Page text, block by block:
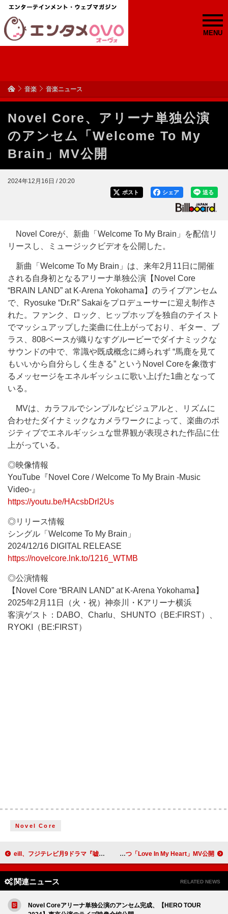
MENU
音楽 音楽ニュース
Novel Core、アリーナ単独公演
のアンセム「Welcome To My
Brain」MV公開
2024年12月16日 / 20:20
送る
シェア
ポスト
Novel Coreが、新曲「Welcome To My Brain」を配信リ
リースし、ミュージックビデオを公開した。
新曲「Welcome To My Brain」は、来年2月11日に開催
される自身初となるアリーナ単独公演【Novel Core
“BRAIN LAND” at K-Arena Yokohama】のライブアンセム
で、Ryosuke “Dr.R” Sakaiをプロデューサーに迎え制作さ
れた。ファンク、ロック、ヒップホップを独自のテイスト
でマッシュアップした楽曲に仕上がっており、ギター、ブ
ラス、808ベースが織りなすグルービーでダイナミックな
サウンドの中で、常識や既成概念に縛られず “馬鹿を見て
もいいから自分らしく生きる” というNovel Coreを象徴す
るメッセージをエネルギッシュに歌い上げた1曲となって
いる。
MVは、カラフルでシンプルなビジュアルと、リズムに
合わせたダイナミックなカメラワークによって、楽曲のポ
ジティブでエネルギッシュな世界観が表現された作品に仕
上がっている。
◎映像情報
YouTube『Novel Core / Welcome To My Brain -Music
Video-』
https://youtu.be/HAcsbDrl2Us
◎リリース情報
シングル「Welcome To My Brain」
2024/12/16 DIGITAL RELEASE
https://novelcore.lnk.to/1216_WTMB
◎公演情報
【Novel Core “BRAIN LAND” at K-Arena Yokohama】
2025年2月11日（火・祝）神奈川・Kアリーナ横浜
客演ゲスト：DABO、Charlu、SHUNTO（BE:FIRST）、
RYOKI（BE:FIRST）
Novel Core
eill、フジテレビ月9ドラマ『嘘解きレトリック』主題歌の「革命前夜」ライブ映像を初公開 BABYMONSTER、虹の始まりを求めて旅立つ「Love In My Heart」MV公開
関連ニュース RELATED NEWS
Novel Coreアリーナ単独公演のアンセム完成、【HERO TOUR